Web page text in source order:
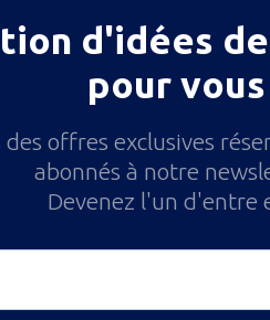
d'idées
pour vous
offres exclusives
abonnés à notre
Devenez l'un d'entre